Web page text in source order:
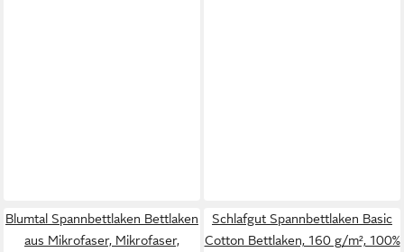
Blumtal Spannbettlaken Bettlaken
aus Mikrofaser, Mikrofaser,
Schlafgut Spannbettlaken Basic
Cotton Bettlaken, 160 g/m², 100%